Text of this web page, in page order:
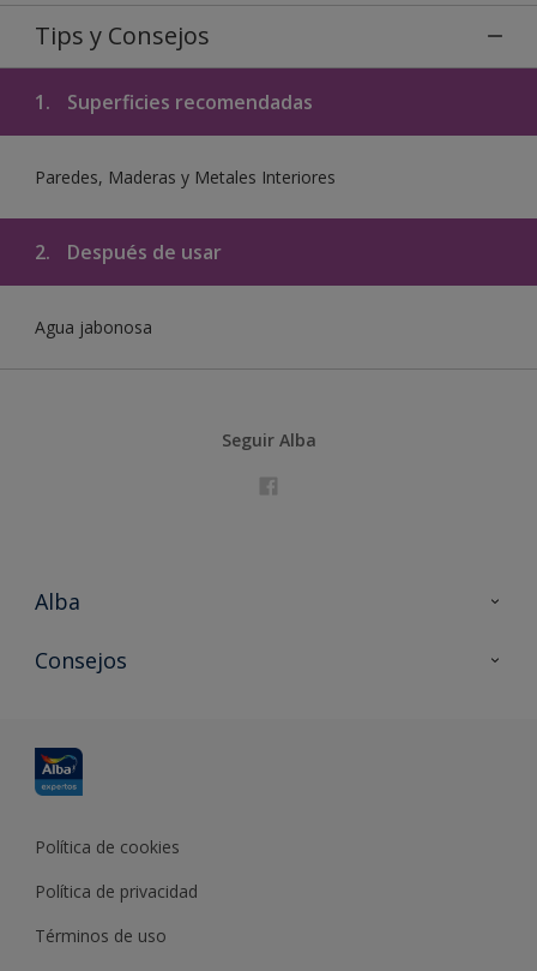
Tips y Consejos
1. Superficies recomendadas
Paredes, Maderas y Metales Interiores
2. Después de usar
Agua jabonosa
Seguir Alba
Alba
Contacta con nosotros
Consejos
Política de cookies
Política de privacidad
Términos de uso